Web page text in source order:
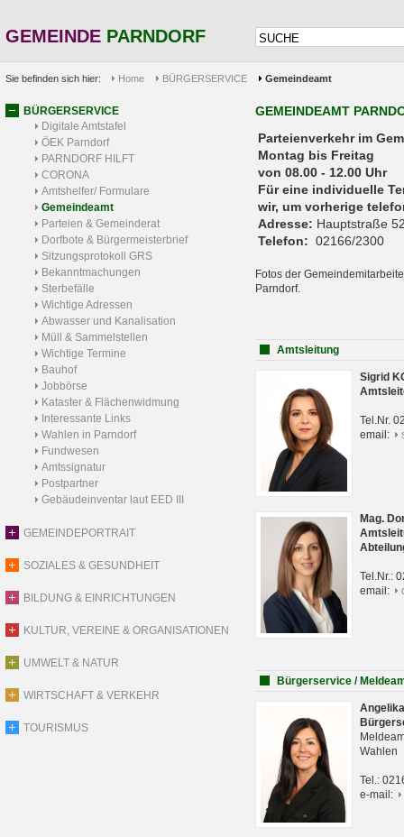
GEMEINDE PARNDORF
Sie befinden sich hier: Home BÜRGERSERVICE Gemeindeamt
BÜRGERSERVICE
Digitale Amtstafel
ÖEK Parndorf
PARNDORF HILFT
CORONA
Amtshelfer/ Formulare
Gemeindeamt
Parteien & Gemeinderat
Dorfbote & Bürgermeisterbrief
Sitzungsprotokoll GRS
Bekanntmachungen
Sterbefälle
Wichtige Adressen
Abwasser und Kanalisation
Müll & Sammelstellen
Wichtige Termine
Bauhof
Jobbörse
Kataster & Flächenwidmung
Interessante Links
Wahlen in Parndorf
Fundwesen
Amtssignatur
Postpartner
Gebäudeinventar laut EED III
GEMEINDEPORTRAIT
SOZIALES & GESUNDHEIT
BILDUNG & EINRICHTUNGEN
KULTUR, VEREINE & ORGANISATIONEN
UMWELT & NATUR
WIRTSCHAFT & VERKEHR
TOURISMUS
GEMEINDEAMT
Parteienverkehr
Montag bis Freitag
von 08.00 - 12.00 Uhr
Für eine individuelle
wir, um vorherige
Adresse: Hauptstraße
Telefon: 02166/2300
Fotos der
Parndorf.
Amtsleitung
Sigrid
Tel.Nr.
email:
Mag.
Tel.Nr.:
email:
Bürgerservice /
Wahlen
Tel.:
e-mail: